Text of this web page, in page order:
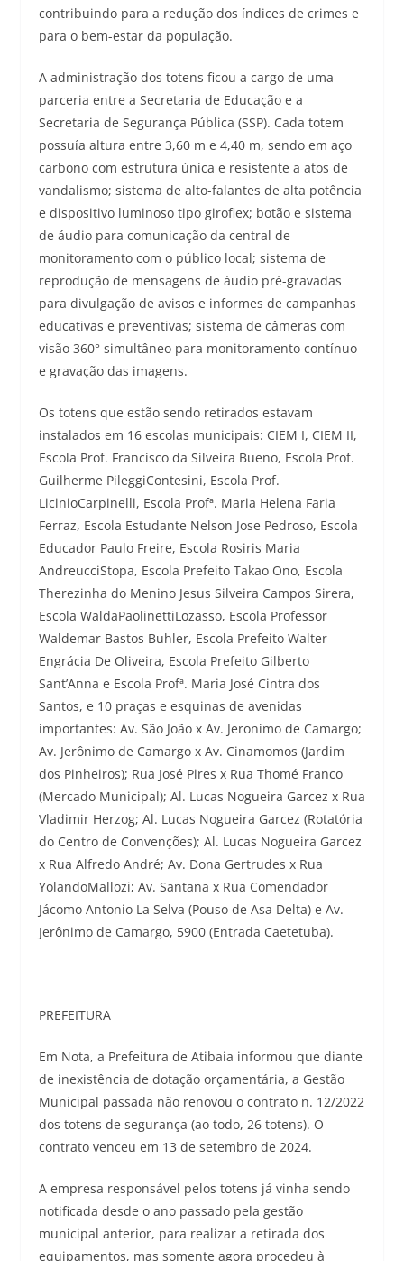
contribuindo para a redução dos índices de crimes e
para o bem-estar da população.
A administração dos totens ficou a cargo de uma
parceria entre a Secretaria de Educação e a
Secretaria de Segurança Pública (SSP). Cada totem
possuía altura entre 3,60 m e 4,40 m, sendo em aço
carbono com estrutura única e resistente a atos de
vandalismo; sistema de alto-falantes de alta potência
e dispositivo luminoso tipo giroflex; botão e sistema
de áudio para comunicação da central de
monitoramento com o público local; sistema de
reprodução de mensagens de áudio pré-gravadas
para divulgação de avisos e informes de campanhas
educativas e preventivas; sistema de câmeras com
visão 360° simultâneo para monitoramento contínuo
e gravação das imagens.
Os totens que estão sendo retirados estavam
instalados em 16 escolas municipais: CIEM I, CIEM II,
Escola Prof. Francisco da Silveira Bueno, Escola Prof.
Guilherme PileggiContesini, Escola Prof.
LicinioCarpinelli, Escola Profª. Maria Helena Faria
Ferraz, Escola Estudante Nelson Jose Pedroso, Escola
Educador Paulo Freire, Escola Rosiris Maria
AndreucciStopa, Escola Prefeito Takao Ono, Escola
Therezinha do Menino Jesus Silveira Campos Sirera,
Escola WaldaPaolinettiLozasso, Escola Professor
Waldemar Bastos Buhler, Escola Prefeito Walter
Engrácia De Oliveira, Escola Prefeito Gilberto
Sant’Anna e Escola Profª. Maria José Cintra dos
Santos, e 10 praças e esquinas de avenidas
importantes: Av. São João x Av. Jeronimo de Camargo;
Av. Jerônimo de Camargo x Av. Cinamomos (Jardim
dos Pinheiros); Rua José Pires x Rua Thomé Franco
(Mercado Municipal); Al. Lucas Nogueira Garcez x Rua
Vladimir Herzog; Al. Lucas Nogueira Garcez (Rotatória
do Centro de Convenções); Al. Lucas Nogueira Garcez
x Rua Alfredo André; Av. Dona Gertrudes x Rua
YolandoMallozi; Av. Santana x Rua Comendador
Jácomo Antonio La Selva (Pouso de Asa Delta) e Av.
Jerônimo de Camargo, 5900 (Entrada Caetetuba).
PREFEITURA
Em Nota, a Prefeitura de Atibaia informou que diante
de inexistência de dotação orçamentária, a Gestão
Municipal passada não renovou o contrato n. 12/2022
dos totens de segurança (ao todo, 26 totens). O
contrato venceu em 13 de setembro de 2024.
A empresa responsável pelos totens já vinha sendo
notificada desde o ano passado pela gestão
municipal anterior, para realizar a retirada dos
equipamentos, mas somente agora procedeu à